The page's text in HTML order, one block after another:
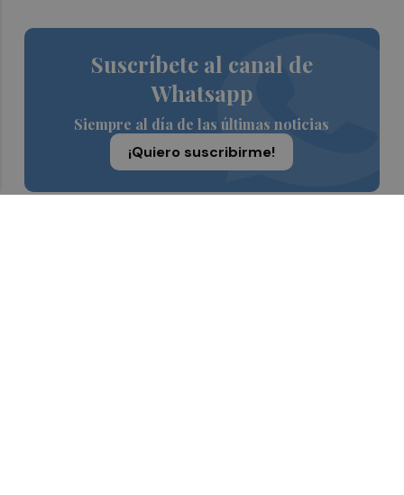
Suscríbete al canal de
Whatsapp
Siempre al día de las últimas noticias
¡Quiero suscribirme!